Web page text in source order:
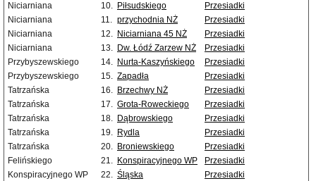
Niciarniana
10. Piłsudskiego
Przesiadki
Niciarniana
11. przychodnia NŻ
Przesiadki
Niciarniana
12. Niciarniana 45 NŻ
Przesiadki
Niciarniana
13. Dw. Łódź Zarzew NŻ
Przesiadki
Przybyszewskiego
14. Nurta-Kaszyńskiego
Przesiadki
Przybyszewskiego
15. Zapadła
Przesiadki
Tatrzańska
16. Brzechwy NŻ
Przesiadki
Tatrzańska
17. Grota-Roweckiego
Przesiadki
Tatrzańska
18. Dąbrowskiego
Przesiadki
Tatrzańska
19. Rydla
Przesiadki
Tatrzańska
20. Broniewskiego
Przesiadki
Felińskiego
21. Konspiracyjnego WP
Przesiadki
Konspiracyjnego WP
22. Śląska
Przesiadki